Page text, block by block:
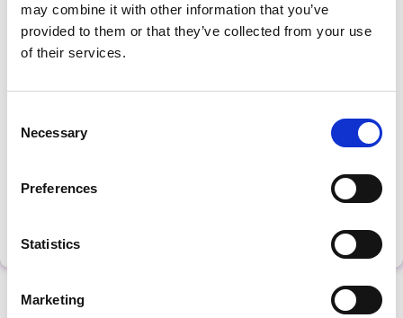
may combine it with other information that you’ve
provided to them or that they’ve collected from your use
of their services.
Selection
Necessary
Preferences
Statistics
Marketing
Zelf Windows 11
installeren
Hoe weet ik of ik al Windows 11 heb?
BelevenisTafel geschikt is voor Windows 11?